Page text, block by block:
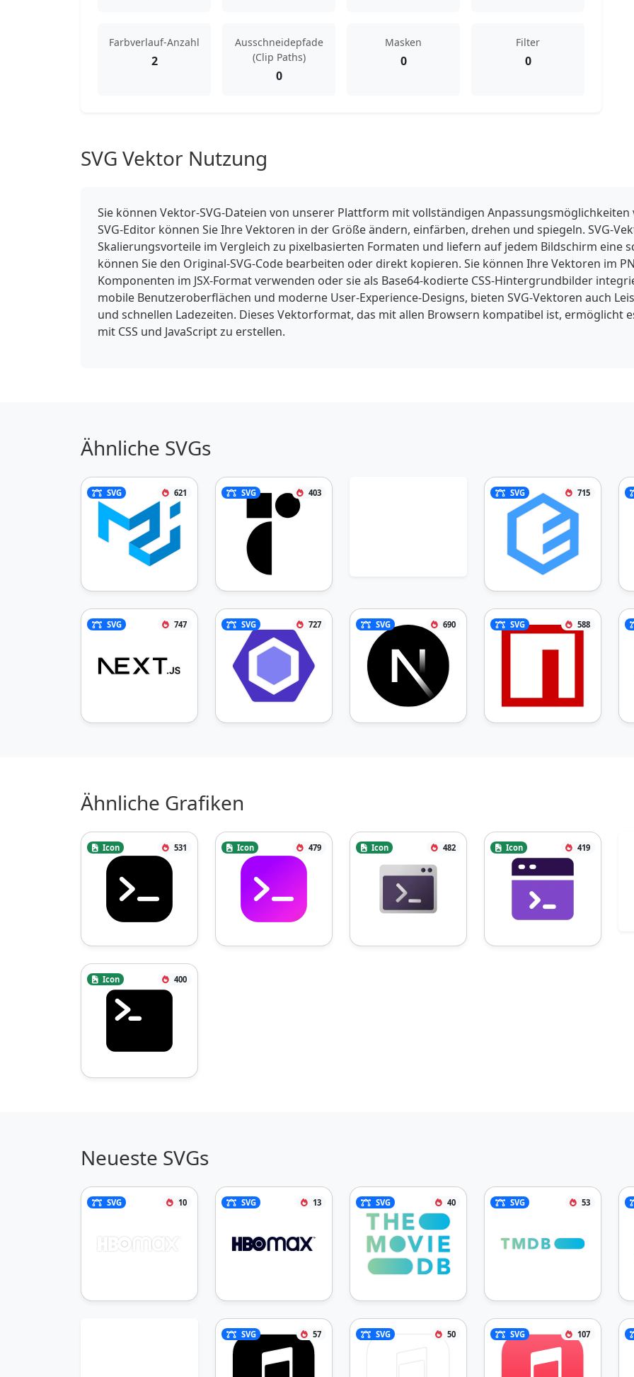
Farbverlauf-Anzahl
2
Ausschneidepfade
(Clip Paths)
0
Masken
0
Filter
0
SVG Vektor Nutzung
Sie können Vektor-SVG-Dateien von unserer Plattform mit vollständigen
SVG-Editor können Sie Ihre Vektoren in der Größe ändern, einfärben, drehen und spiegeln. SVG-
Skalierungsvorteile im Vergleich zu pixelbasierten Formaten und liefern auf jedem Bildschirm eine
können Sie den Original-SVG-Code bearbeiten oder direkt kopieren. Sie können Ihre Vektoren im
Komponenten im JSX-Format verwenden oder sie als Base64-kodierte CSS-Hintergrundbilder
mobile Benutzeroberflächen und moderne User-Experience-Designs, bieten SVG-Vektoren auch
und schnellen Ladezeiten. Dieses Vektorformat, das mit allen Browsern kompatibel ist, ermöglicht
mit CSS und JavaScript zu erstellen.
Ähnliche SVGs
SVG 621 SVG 403 SVG 715
SVG 747 SVG 727 SVG 690 SVG 588
Ähnliche Grafiken
Icon 531 Icon 479 Icon 482 Icon 419
Icon 400
Neueste SVGs
SVG 10 SVG 13 SVG 40 SVG 53
SVG 57 SVG 50 SVG 107